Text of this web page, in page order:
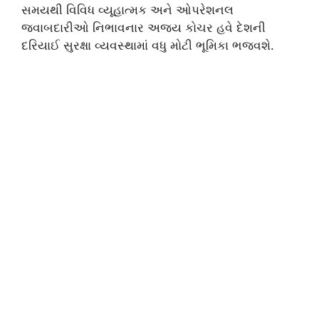
સમયથી વિવિધ વ્યૂહાત્મક અને ઓપરેશનલ
જવાબદારીઓ નિભાવનાર અજય કોચર હવે દેશની
દરિયાઈ સુરક્ષા વ્યવસ્થામાં વધુ મોટી ભૂમિકા ભજવશે.